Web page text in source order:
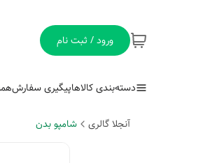
ورود / ثبت نام
دسته‌بندی کالاهاپیگیری سفارش
آنجلا گالری شامپو بدن